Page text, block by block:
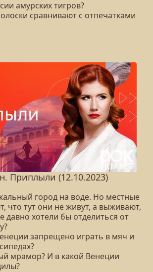
амурских тигров?
сравнивают с отпечатками
Приплыли (12.10.2023)
город на воде. Но местные
что тут они не живут, а выживают,
давно хотели бы отделиться от
запрещено играть в мяч и
мрамор? И в какой Венеции